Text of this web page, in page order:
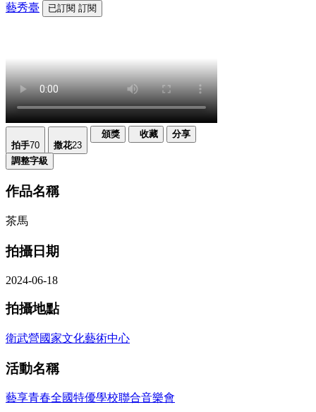
藝秀臺 已訂閱 訂閱
拍手70 撒花23
頒獎 收藏 分享
調整字級
作品名稱
茶馬
拍攝日期
2024-06-18
拍攝地點
衛武營國家文化藝術中心
活動名稱
藝享青春全國特優學校聯合音樂會